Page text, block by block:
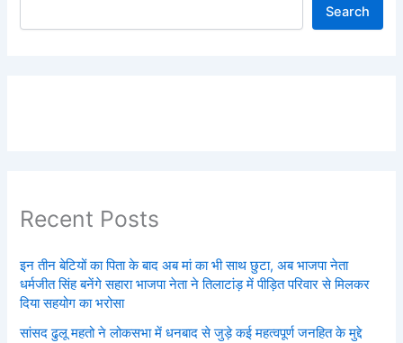
Search
Recent Posts
इन तीन बेटियों का पिता के बाद अब मां का भी साथ छुटा, अब भाजपा नेता
धर्मजीत सिंह बनेंगे सहारा भाजपा नेता ने तिलाटांड़ में पीड़ित परिवार से मिलकर
दिया सहयोग का भरोसा
सांसद ढुलू महतो ने लोकसभा में धनबाद से जुड़े कई महत्वपूर्ण जनहित के मुद्दे